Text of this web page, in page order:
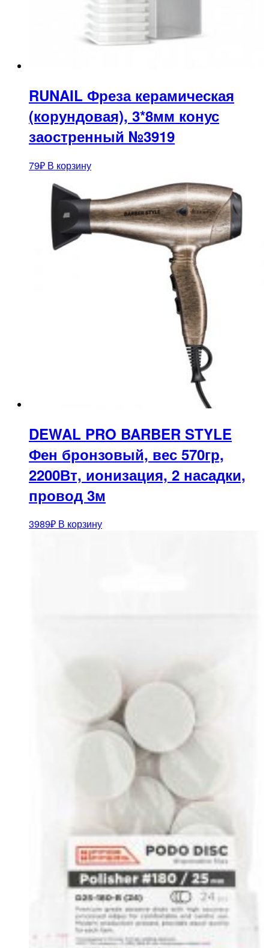
RUNAIL Фреза керамическая
(корундовая), 3*8мм конус
заостренный №3919
79₽ В корзину
DEWAL PRO BARBER STYLE
Фен бронзовый, вес 570гр,
2200Вт, ионизация, 2 насадки,
провод 3м
3989₽ В корзину